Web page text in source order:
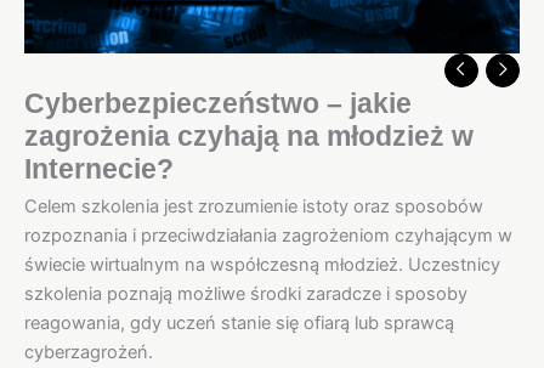
Cyberbezpieczeństwo – jakie
zagrożenia czyhają na młodzież w
Internecie?
Celem szkolenia jest zrozumienie istoty oraz sposobów
rozpoznania i przeciwdziałania zagrożeniom czyhającym w
świecie wirtualnym na współczesną młodzież. Uczestnicy
szkolenia poznają możliwe środki zaradcze i sposoby
reagowania, gdy uczeń stanie się ofiarą lub sprawcą
cyberzagrożeń.